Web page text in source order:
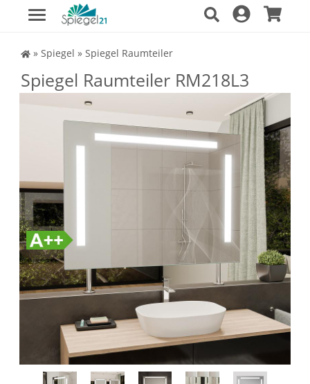
Spiegel Shop
» Spiegel » Spiegel Raumteiler
Spiegel Raumteiler RM218L3